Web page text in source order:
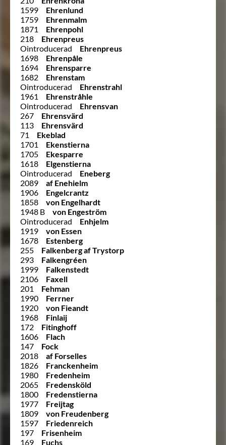
1599
Ehrenlund
1759
Ehrenmalm
1871
Ehrenpohl
218
Ehrenpreus
Ointroducerad
Ehrenpreus
1698
Ehrenpåle
1694
Ehrensparre
1682
Ehrenstam
Ointroducerad
Ehrenstrahl
1961
Ehrenstråhle
Ointroducerad
Ehrensvan
267
Ehrensvärd
113
Ehrensvärd
71
Ekeblad
1701
Ekenstierna
1705
Ekesparre
1618
Elgenstierna
Ointroducerad
Eneberg
2089
af Enehielm
1906
Engelcrantz
1858
von Engelhardt
1948 B
von Engeström
Ointroducerad
Enhjelm
1919
von Essen
1678
Estenberg
255
Falkenberg af Trystorp
293
Falkengréen
1999
Falkenstedt
2106
Faxell
201
Fehman
1990
Ferrner
1920
von Fieandt
1968
Finlaij
172
Fitinghoff
1606
Flach
147
Fock
2018
af Forselles
1826
Franckenheim
1980
Fredenheim
2065
Fredensköld
1800
Fredenstierna
1977
Freijtag
1809
von Freudenberg
1597
Friedenreich
197
Frisenheim
169
Fuchs